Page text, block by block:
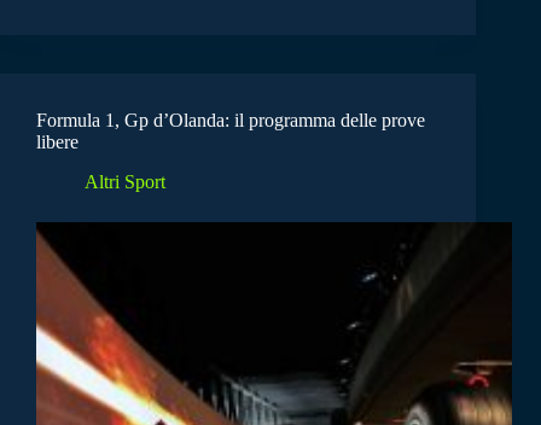
Formula 1, Gp d’Olanda: il programma delle prove
libere
Altri Sport